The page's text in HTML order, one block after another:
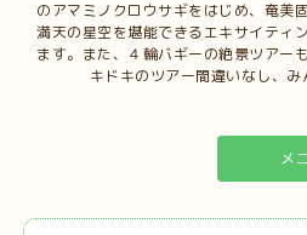
のアマミノクロウサギをはじめ、奄美
満天の星空を堪能できるエキサイティ
ます。また、４輪バギーの絶景ツアー
キドキのツアー間違いなし、み
メ